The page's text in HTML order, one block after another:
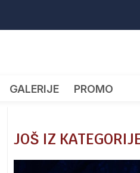
GALERIJE PROMO
JOŠ IZ